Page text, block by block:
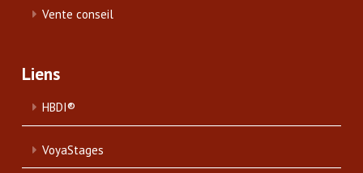
Vente conseil
Liens
HBDI®
VoyaStages